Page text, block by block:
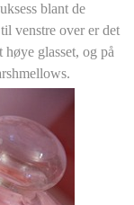
blant de
venstre over er det
glasset, og på